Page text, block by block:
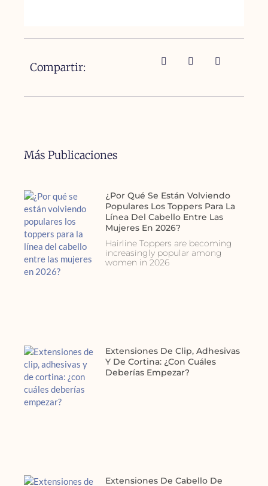
Compartir:
Más Publicaciones
¿Por Qué Se Están Volviendo
Populares Los Toppers Para La
Línea Del Cabello Entre Las
Mujeres En 2026?
Hairline Toppers are becoming
increasingly popular among
women in 2026
Extensiones De Clip, Adhesivas
Y De Cortina: ¿con Cuáles
Deberías Empezar?
Extensiones De Cabello De